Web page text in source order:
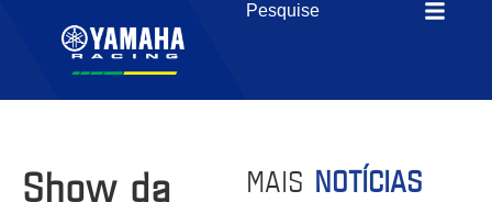
Show da MAIS NOTÍCIAS